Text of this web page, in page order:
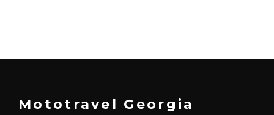
Mototravel Georgia